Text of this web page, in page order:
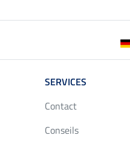
SERVICES
Contact
Conseils